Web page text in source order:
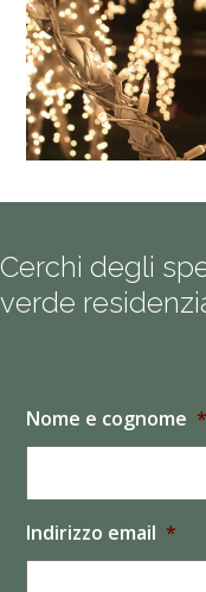
Cerchi degli
verde
Nome e cognome *
Indirizzo email *